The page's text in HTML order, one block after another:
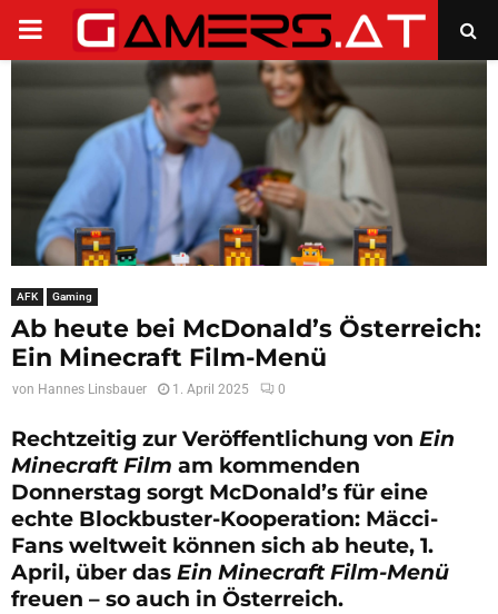
PRIMARY
AFK Gaming
Ab heute bei McDonald’s Österreich:
Ein Minecraft Film-Menü
von Hannes Linsbauer 1. April 2025 0
Rechtzeitig zur Veröffentlichung von Ein
Minecraft Film am kommenden
Donnerstag sorgt McDonald’s für eine
echte Blockbuster-Kooperation: Mäcci-
Fans weltweit können sich ab heute, 1.
April, über das Ein Minecraft Film-Menü
freuen – so auch in Österreich.